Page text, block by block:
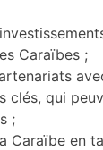
Caraïbes ;
clés, qui
;
Caraïbe en